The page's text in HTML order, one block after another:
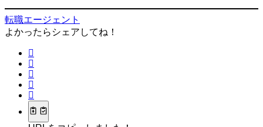
転職エージェント
よかったらシェアしてね！